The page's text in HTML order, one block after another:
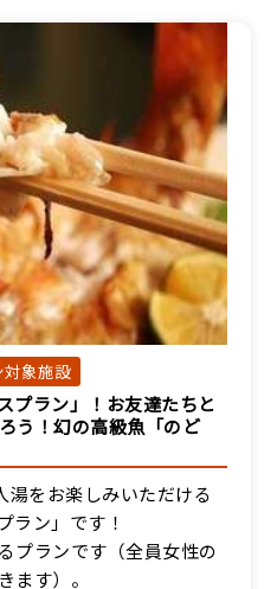
円/人/泊 ～
11畳【2~4名】(バ
トイレ無し)
人数：2～4人
円/人/泊 ～
細
8畳【2名】(バス・ト
無し)
人数：2～2人
円/人/泊 ～
詳細
象施設
プラン」！お友達たちと
う！幻の高級魚「のど
湯をお楽しみいただける
ラン」です！
プランです（全員女性の
ます）。